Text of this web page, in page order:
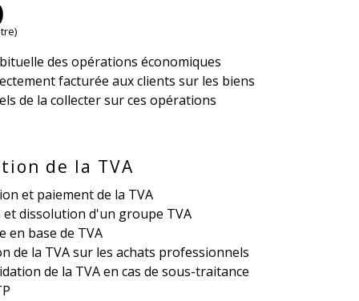
des opérations économiques
facturée aux clients sur les biens
de la collecter sur ces opérations
de la TVA
et paiement de la TVA
et dissolution d'un groupe TVA
en base de TVA
de la TVA sur les achats professionnels
de la TVA en cas de sous-traitance